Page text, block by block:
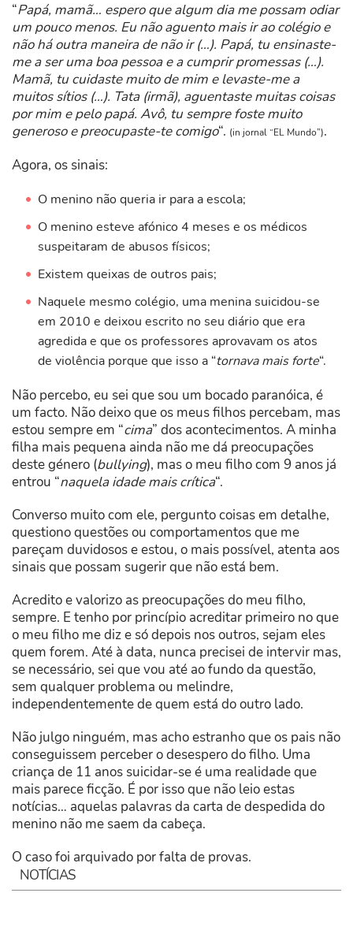
“Papá, mamã… espero que algum dia me possam odiar
um pouco menos. Eu não aguento mais ir ao colégio e
não há outra maneira de não ir (…). Papá, tu ensinaste-
me a ser uma boa pessoa e a cumprir promessas (…).
Mamã, tu cuidaste muito de mim e levaste-me a
muitos sítios (…). Tata (irmã), aguentaste muitas coisas
por mim e pelo papá. Avô, tu sempre foste muito
generoso e preocupaste-te comigo“. (in jornal “EL Mundo”).
Agora, os sinais:
O menino não queria ir para a escola;
O menino esteve afónico 4 meses e os médicos
suspeitaram de abusos físicos;
Existem queixas de outros pais;
Naquele mesmo colégio, uma menina suicidou-se
em 2010 e deixou escrito no seu diário que era
agredida e que os professores aprovavam os atos
de violência porque que isso a “tornava mais forte“.
Não percebo, eu sei que sou um bocado paranóica, é
um facto. Não deixo que os meus filhos percebam, mas
estou sempre em “cima” dos acontecimentos. A minha
filha mais pequena ainda não me dá preocupações
deste género (bullying), mas o meu filho com 9 anos já
entrou “naquela idade mais crítica“.
Converso muito com ele, pergunto coisas em detalhe,
questiono questões ou comportamentos que me
pareçam duvidosos e estou, o mais possível, atenta aos
sinais que possam sugerir que não está bem.
Acredito e valorizo as preocupações do meu filho,
sempre. E tenho por princípio acreditar primeiro no que
o meu filho me diz e só depois nos outros, sejam eles
quem forem. Até à data, nunca precisei de intervir mas,
se necessário, sei que vou até ao fundo da questão,
sem qualquer problema ou melindre,
independentemente de quem está do outro lado.
Não julgo ninguém, mas acho estranho que os pais não
conseguissem perceber o desespero do filho. Uma
criança de 11 anos suicidar-se é uma realidade que
mais parece ficção. É por isso que não leio estas
notícias… aquelas palavras da carta de despedida do
menino não me saem da cabeça.
O caso foi arquivado por falta de provas.
NOTÍCIAS